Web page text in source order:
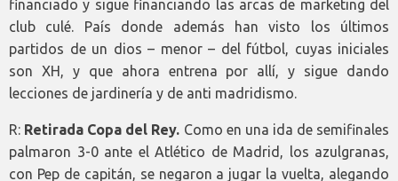
financiado y sigue financiando las arcas de marketing del
club culé. País donde además han visto los últimos
partidos de un dios – menor – del fútbol, cuyas iniciales
son XH, y que ahora entrena por allí, y sigue dando
lecciones de jardinería y de anti madridismo.
R: Retirada Copa del Rey. Como en una ida de semifinales
palmaron 3-0 ante el Atlético de Madrid, los azulgranas,
con Pep de capitán, se negaron a jugar la vuelta, alegando